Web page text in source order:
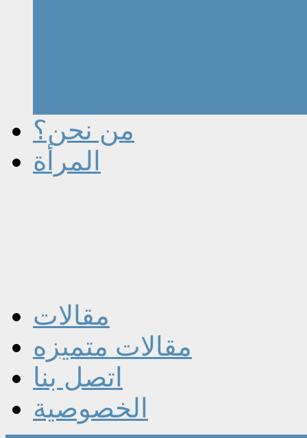
من نحن؟
المرأة
مقالات
مقالات متميزه
اتصل بنا
الخصوصية